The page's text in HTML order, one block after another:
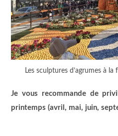
Les sculptures d’agrumes à
Je vous recommande de
printemps (avril, mai, juin,